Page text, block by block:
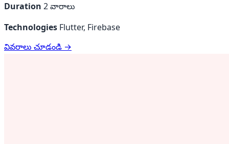
Duration 2 వారాలు
Technologies Flutter, Firebase
వివరాలు చూడండి →